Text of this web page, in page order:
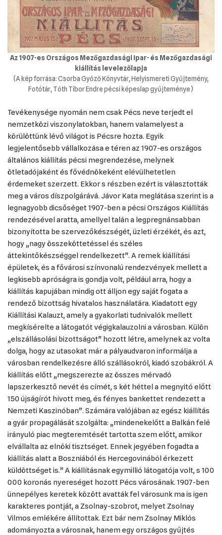
Az 1907-es Országos Mezőgazdasági Ipar- és Mezőgazdasági
kiállítás levelezőlapja
(A kép forrása: Csorba Győző Könyvtár, Helyismereti Gyűjtemény,
Fotótár, Tóth Tibor Endre pécsi képeslap gyűjteménye)
Tevékenysége nyomán nem csak Pécs neve terjedt el
nemzetközi viszonylatokban, hanem valamelyest a
körülöttünk lévő világot is Pécsre hozta. Egyik
legjelentősebb vállalkozása e téren az 1907-es országos
általános kiállítás pécsi megrendezése, melynek
ötletadójaként és fővédnökeként elévülhetetlen
érdemeket szerzett. Ekkor s részben ezért is választották
meg a város díszpolgárává. Jávor Kata meglátása szerint is a
legnagyobb dicsőséget 1907-ben a pécsi Országos Kiállítás
rendezésével aratta, amellyel talán a legpregnánsabban
bizonyította be szervezőkészségét, üzleti érzékét, és azt,
hogy „nagy összeköttetéssel és széles
áttekintőkészséggel rendelkezett”. A remek kiállítási
épületek, és a fővárosi színvonalú rendezvények mellett a
legkisebb apróságra is gondja volt, például arra, hogy a
kiállítás kapujában mindig ott álljon egy saját fogata a
rendező bizottság hivatalos használatára. Kiadatott egy
Kiállítási Kalauzt, amely a gyakorlati tudnivalók mellett
megkísérelte a látogatót végigkalauzolni a városban. Külön
„elszállásolási bizottságot” hozott létre, amelynek az volta
dolga, hogy az utasokat már a pályaudvaron informálja a
városban rendelkezésre álló szállásokról, kiadó szobákról. A
kiállítás előtt „megszerezte az összes mérvadó
lapszerkesztő nevét és címét, s két héttel a megnyitó előtt
150 újságírót hívott meg, és fényes bankettet rendezett a
Nemzeti Kaszinóban”. Számára valójában az egész kiállítás
a gyár propagálását szolgálta: „mindenekelőtt a Balkán felé
irányuló piac megteremtését tartotta szem előtt, amikor
elvállalta az elnöki tisztséget. Ennek jegyében fogadta a
kiállítás alatt a Boszniából és Hercegovinából érkezett
küldöttséget is.” A kiállításnak egymillió látogatója volt, s 100
000 koronás nyereséget hozott Pécs városának. 1907-ben
ünnepélyes keretek között avatták fel városunk ma is igen
karakteres pontját, a Zsolnay-szobrot, melyet Zsolnay
Vilmos emlékére állítottak. Ezt bár nem Zsolnay Miklós
adományozta a városnak, hanem egy országos gyűjtés